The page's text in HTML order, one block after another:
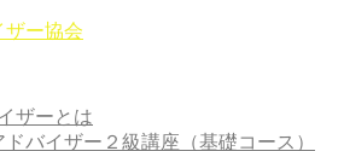
ザーとは
バイザー２級講座（基礎コース）